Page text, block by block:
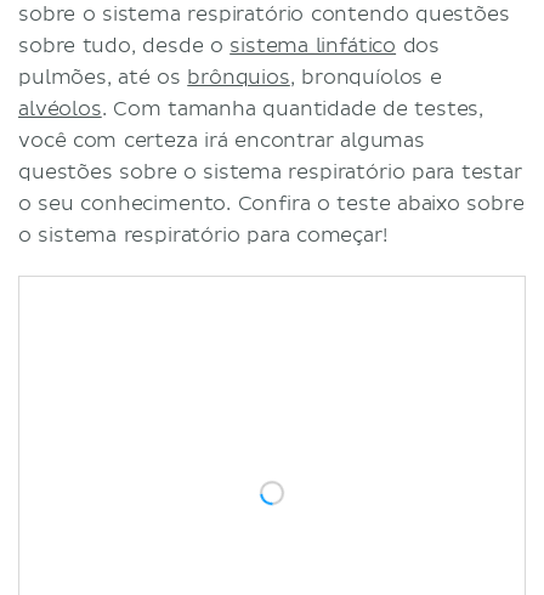
sobre o sistema respiratório contendo questões
sobre tudo, desde o sistema linfático dos
pulmões, até os brônquios, bronquíolos e
alvéolos. Com tamanha quantidade de testes,
você com certeza irá encontrar algumas
questões sobre o sistema respiratório para testar
o seu conhecimento. Confira o teste abaixo sobre
o sistema respiratório para começar!